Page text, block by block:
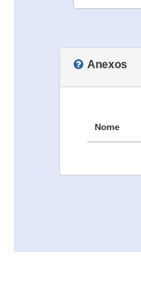
Anexos
Nome